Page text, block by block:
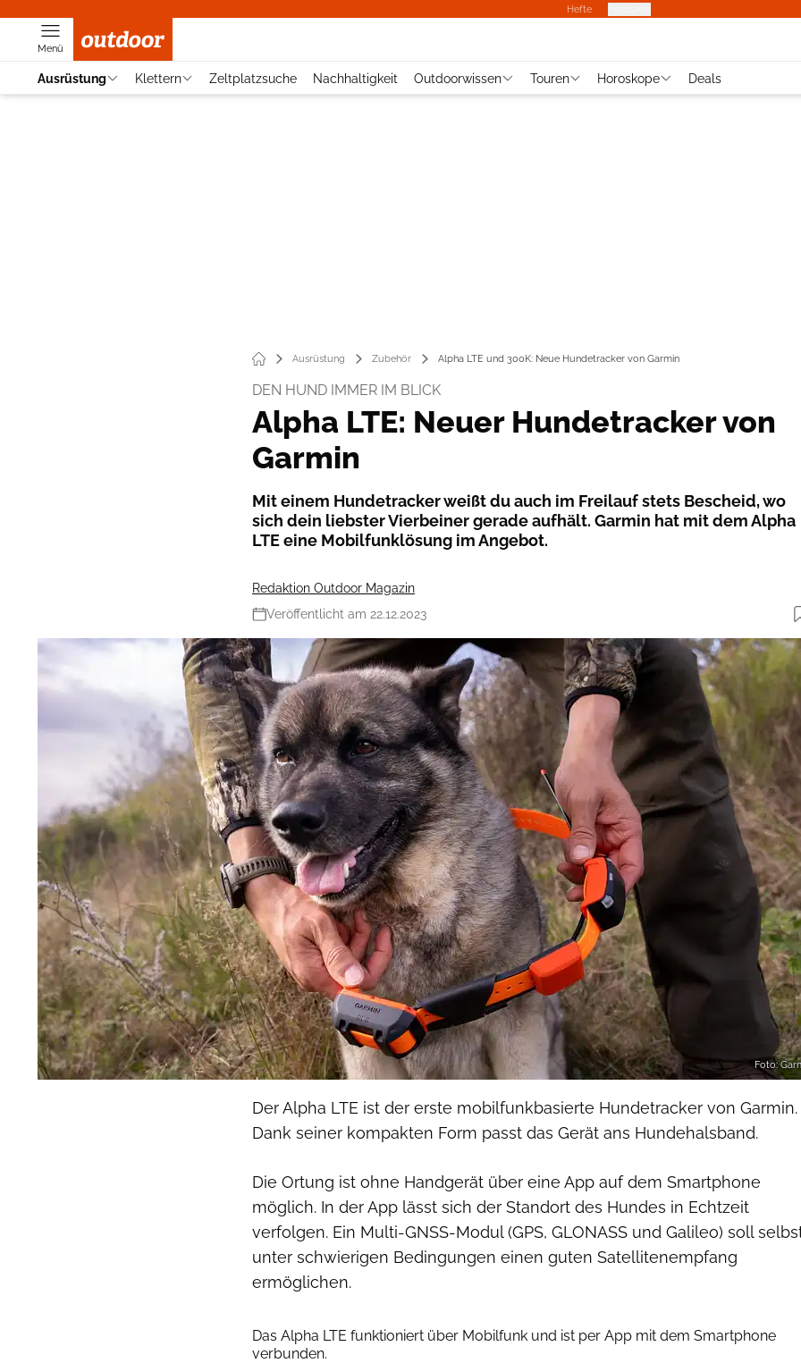
Hefte
Menü
Ausrüstung Klettern Zeltplatzsuche Nachhaltigkeit Outdoorwissen Touren Horoskope Deals
Ausrüstung Zubehör Alpha LTE und 300K: Neue Hundetracker von Garmin
DEN HUND IMMER IM BLICK
Alpha LTE: Neuer Hundetracker von
Garmin
Mit einem Hundetracker weißt du auch im Freilauf stets Bescheid, wo
sich dein liebster Vierbeiner gerade aufhält. Garmin hat mit dem Alpha
LTE eine Mobilfunklösung im Angebot.
Redaktion Outdoor Magazin
Veröffentlicht am 22.12.2023
Foto:
Der Alpha LTE ist der erste mobilfunkbasierte Hundetracker von Garmin.
Dank seiner kompakten Form passt das Gerät ans Hundehalsband.
Die Ortung ist ohne Handgerät über eine App auf dem Smartphone
möglich. In der App lässt sich der Standort des Hundes in Echtzeit
verfolgen. Ein Multi-GNSS-Modul (GPS, GLONASS und Galileo) soll
unter schwierigen Bedingungen einen guten Satellitenempfang
ermöglichen.
Das Alpha LTE funktioniert über Mobilfunk und ist per App mit dem Smartphone
verbunden.